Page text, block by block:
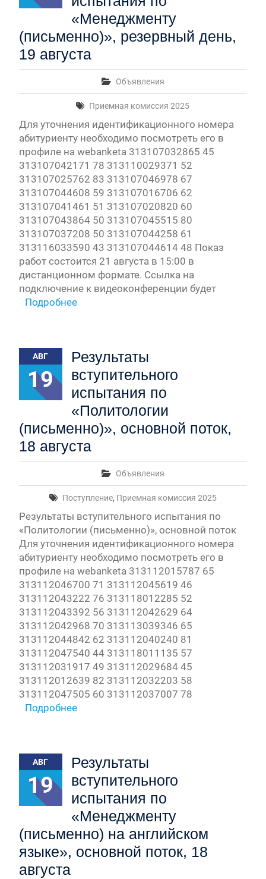
«Менеджменту
(письменно)», резервный день,
19 августа
Объявления
Приемная комиссия 2025
Для уточнения идентификационного номера
абитуриенту необходимо посмотреть его в
профиле на webanketa 313107032865 45
313107042171 78 313110029371 52
313107025762 83 313107046978 67
313107044608 59 313107016706 62
313107041461 51 313107020820 60
313107043864 50 313107045515 80
313107037208 50 313107044258 61
313116033590 43 313107044614 48 Показ
работ состоится 21 августа в 15:00 в
дистанционном формате. Ссылка на
подключение к видеоконференции будет
Подробнее
АВГ
19
Результаты
вступительного
испытания по
«Политологии
(письменно)», основной поток,
18 августа
Объявления
Поступление, Приемная комиссия 2025
Результаты вступительного испытания по
«Политологии (письменно)», основной поток
Для уточнения идентификационного номера
абитуриенту необходимо посмотреть его в
профиле на webanketa 313112015787 65
313112046700 71 313112045619 46
313112043222 76 313118012285 52
313112043392 56 313112042629 64
313112042968 70 313113039346 65
313112044842 62 313112040240 81
313112047540 44 313118011135 57
313112031917 49 313112029684 45
313112012639 82 313112032203 58
313112047505 60 313112037007 78
Подробнее
АВГ
19
Результаты
вступительного
испытания по
«Менеджменту
(письменно) на английском
языке», основной поток, 18
августа